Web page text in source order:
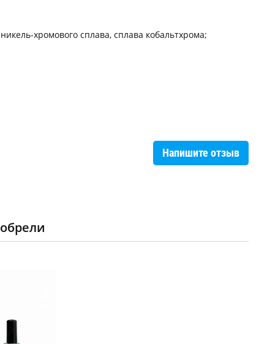
хромового сплава, сплава кобальтхрома;
Напишите отзыв